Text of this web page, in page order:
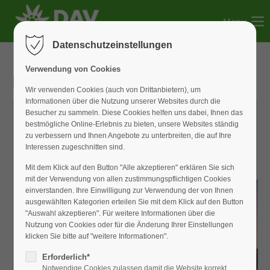
Der Eintrag "offcanvas-col2" existiert leider nicht.
Der Eintrag "offcanvas-col3" existiert leider nicht.
Der Eintrag "offcanvas-col4" existiert leider nicht.
Menu
DAV-Newsletter 2026-01
Datenschutzeinstellungen
Verwendung von Cookies
Wir verwenden Cookies (auch von Drittanbietern), um
Informationen über die Nutzung unserer Websites durch die
Besucher zu sammeln. Diese Cookies helfen uns dabei, Ihnen das
bestmögliche Online-Erlebnis zu bieten, unsere Websites ständig
zu verbessern und Ihnen Angebote zu unterbreiten, die auf Ihre
Interessen zugeschnitten sind.
Mit dem Klick auf den Button "Alle akzeptieren" erklären Sie sich
mit der Verwendung von allen zustimmungspflichtigen Cookies
einverstanden. Ihre Einwilligung zur Verwendung der von Ihnen
ausgewählten Kategorien erteilen Sie mit dem Klick auf den Button
"Auswahl akzeptieren". Für weitere Informationen über die
Nutzung von Cookies oder für die Änderung Ihrer Einstellungen
klicken Sie bitte auf "weitere Informationen".
Erforderlich*
Notwendige Cookies zulassen damit die Website korrekt